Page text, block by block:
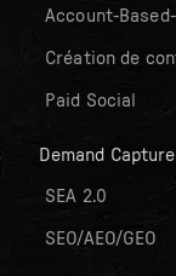
Account-
Création de
Paid Social
Demand Capture
SEA 2.0
SEO/AEO/GEO